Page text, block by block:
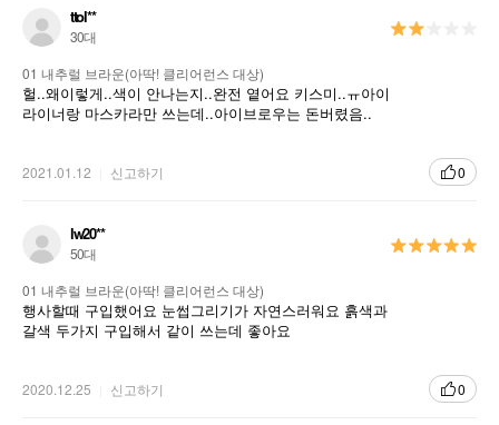
ttol**
30대
01 내추럴 브라운(아딱! 클리어런스 대상)
헐..왜이렇게..색이 안나는지..완전 옅어요 키스미..ㅠ아이
라이너랑 마스카라만 쓰는데..아이브로우는 돈버렸음..
2021.01.12 신고하기 0
lw20**
50대
01 내추럴 브라운(아딱! 클리어런스 대상)
행사할때 구입했어요 눈썹그리기가 자연스러워요 흙색과
갈색 두가지 구입해서 같이 쓰는데 좋아요
2020.12.25 신고하기 0